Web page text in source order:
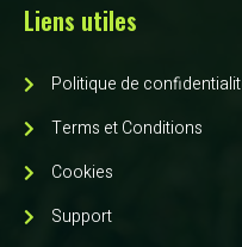
Liens utiles
Politique de
Terms et Conditions
Cookies
Support